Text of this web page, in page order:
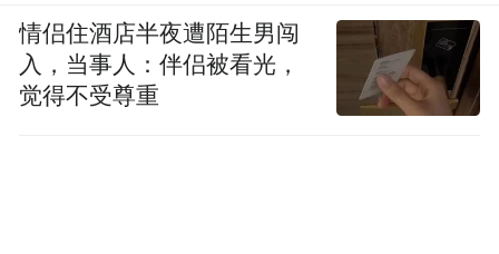
情侣住酒店半夜遭陌生男闯
入，当事人：伴侣被看光，
觉得不受尊重